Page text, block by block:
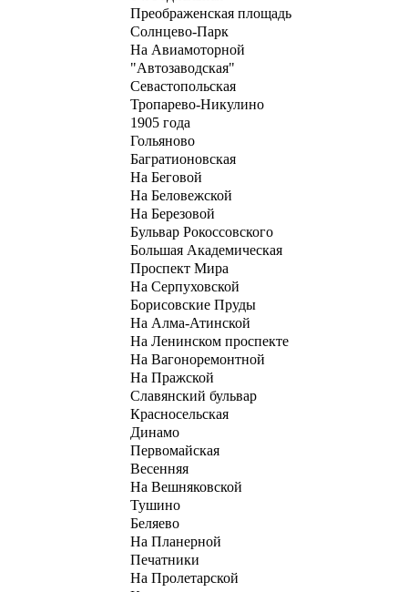
Преображенская площадь
Солнцево-Парк
На Авиамоторной
"Автозаводская"
Севастопольская
Тропарево-Никулино
1905 года
Гольяново
Багратионовская
На Беговой
На Беловежской
На Березовой
Бульвар Рокоссовского
Большая Академическая
Проспект Мира
На Серпуховской
Борисовские Пруды
На Алма-Атинской
На Ленинском проспекте
На Вагоноремонтной
На Пражской
Славянский бульвар
Красносельская
Динамо
Первомайская
Весенняя
На Вешняковской
Тушино
Беляево
На Планерной
Печатники
На Пролетарской